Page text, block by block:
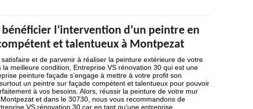
l’intervention d’un peintre en
et talentueux à Montpezat
et de parvenir à réaliser la peinture extérieure de votre
la meilleure condition, Entreprise VS rénovation 30 qui est une
peinture façade s’engage à mettre à votre profit son
un peintre sur façade compétent et talentueux pour pouvoir
à vos besoins. Alors, réussir la peinture de votre mur
et dans le 30730, nous vous recommandons de
VS rénovation 30 car en tant qu’une entreprise